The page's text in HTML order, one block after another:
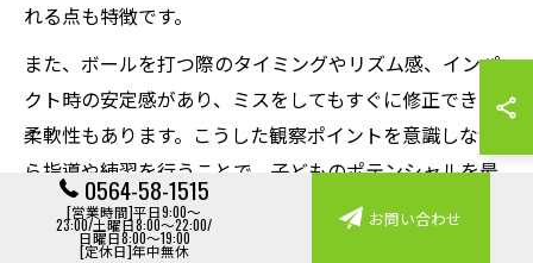
れる点も特徴です。
また、ボールを打つ際のタイミングやリズム感、インパ
クト時の安定感があり、ミスをしてもすぐに修正できる
柔軟性もあります。こうした観察ポイントを意識しなが
ら指導や練習を行うことで、子どものポテンシャルを最
大限に引き出すことができます。才能を見極めるには、
技術面だけでなく、集中力や反応の速さにも注目しまし
0564-58-1515
[営業時間]平日9:00～
23:00/土曜日8:00～22:00/
日曜日8:00～19:00
[定休日]年中無休
お問い合わせ